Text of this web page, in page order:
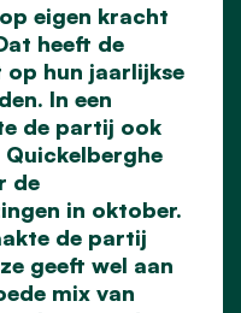
eigen kracht
heeft de
hun jaarlijkse
In een
de partij ook
Quickelberghe
de
in oktober.
de partij
geeft wel aan
mix van